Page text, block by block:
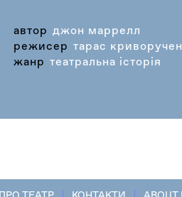
автор джон маррелл
режисер тарас
жанр театральна історія